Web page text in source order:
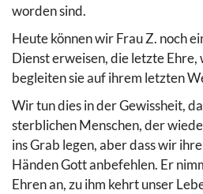
worden sind.
Heute können wir Frau Z. noch
Dienst erweisen, die letzte Ehre,
begleiten sie auf ihrem letzten
Wir tun dies in der Gewissheit,
sterblichen Menschen, der
ins Grab legen, aber dass wir
Händen Gott anbefehlen. Er
Ehren an, zu ihm kehrt unser